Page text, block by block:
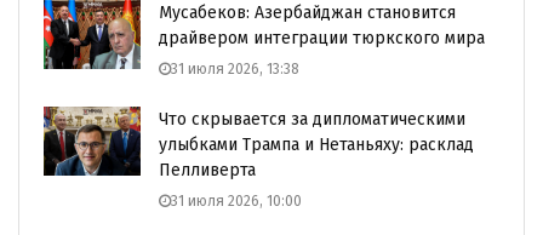
Мусабеков: Азербайджан становится
драйвером интеграции тюркского мира
31 июля 2026, 13:38
Что скрывается за дипломатическими
улыбками Трампа и Нетаньяху: расклад
Пелливерта
31 июля 2026, 10:00